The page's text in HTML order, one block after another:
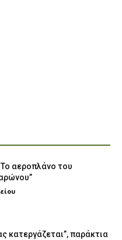
αεροπλάνο του
κατεργάζεται”, παράκτια